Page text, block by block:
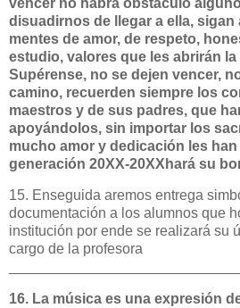
disuadirnos de llegar a ella, sigan
mentes de amor, de respeto,
estudio, valores que les abrirán
Supérense, no se dejen vencer,
camino, recuerden siempre los
maestros y de sus padres, que
apoyándolos, sin importar los
mucho amor y dedicación les
generación 20XX-20XXhará su
15. Enseguida aremos entrega
documentación a los alumnos que
institución por ende se realizará su
cargo de la profesora
16. La música es una expresión